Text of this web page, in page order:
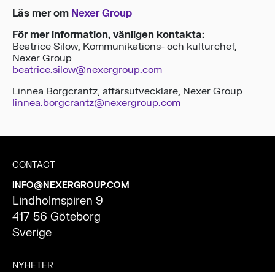
Läs mer om Nexer Group
För mer information, vänligen kontakta:
Beatrice Silow, Kommunikations- och kulturchef,
Nexer Group
beatrice.silow@nexergroup.com
Linnea Borgcrantz, affärsutvecklare, Nexer Group
linnea.borgcrantz@nexergroup.com
CONTACT
INFO@NEXERGROUP.COM
Lindholmspiren 9
417 56 Göteborg
Sverige
NYHETER